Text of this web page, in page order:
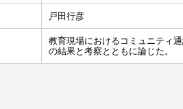
戸田行彦
教育現場におけるコミュニティ
の結果と考察とともに論じた。